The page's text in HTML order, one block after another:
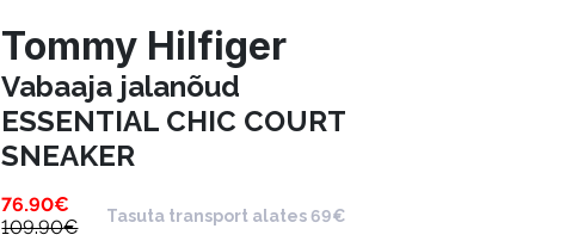
Tommy Hilfiger
Vabaaja jalanõud
ESSENTIAL CHIC COURT
SNEAKER
76.90€
109.90€
Tasuta transport alates 69€